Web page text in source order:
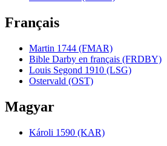
Français
Martin 1744 (FMAR)
Bible Darby en français (FRDBY)
Louis Segond 1910 (LSG)
Ostervald (OST)
Magyar
Károli 1590 (KAR)